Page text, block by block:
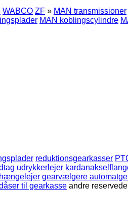
WABCO ZF » MAN transmissioner
MAN koblingscylindre
reduktionsgearkasser
udrykkerlejer
hængelejer gearvælgere
til gearkasse andre